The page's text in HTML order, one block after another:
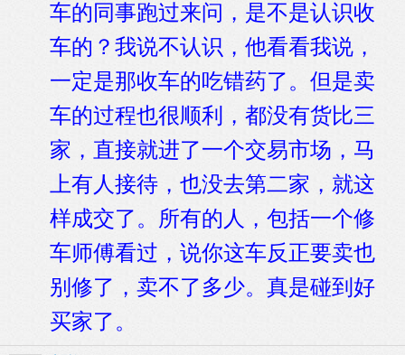
车的同事跑过来问，是不是认识收
车的？我说不认识，他看看我说，
一定是那收车的吃错药了。但是卖
车的过程也很顺利，都没有货比三
家，直接就进了一个交易市场，马
上有人接待，也没去第二家，就这
样成交了。所有的人，包括一个修
车师傅看过，说你这车反正要卖也
别修了，卖不了多少。真是碰到好
买家了。